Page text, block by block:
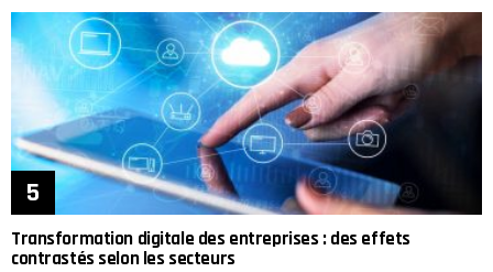
Transformation digitale des entreprises : des effets
contrastés selon les secteurs